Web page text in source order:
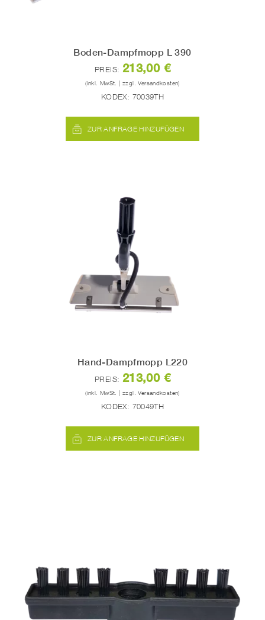
Boden-Dampfmopp L 390
PREIS: 213,00 €
(inkl. MwSt. | zzgl. Versandkosten)
KODEX: 70039TH
ZUR ANFRAGE HINZUFÜGEN
Hand-Dampfmopp L220
PREIS: 213,00 €
(inkl. MwSt. | zzgl. Versandkosten)
KODEX: 70049TH
ZUR ANFRAGE HINZUFÜGEN